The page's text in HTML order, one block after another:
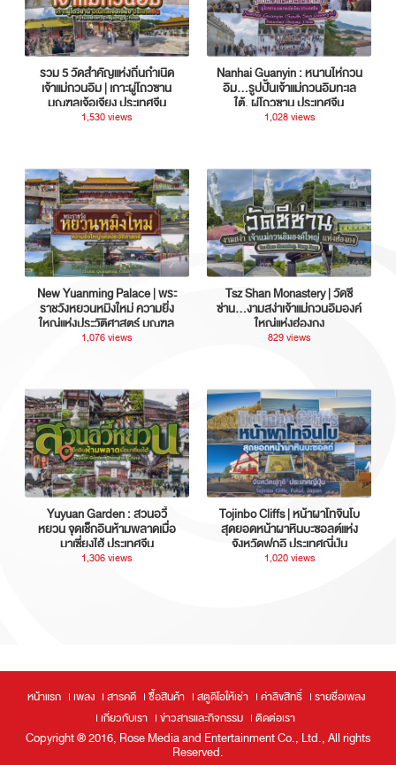
รวม 5 วัดสำคัญแห่งถิ่นกำเนิด
เจ้าแม่กวนอิม | เกาะผู่โถวซาน
มณฑลเจ้อเจียง ประเทศจีน
1,530 views
Nanhai Guanyin : หนานไห่กวน
อิม...รูปปั้นเจ้าแม่กวนอิมทะเล
ใต้, ผู่โถวซาน ประเทศจีน
1,028 views
New Yuanming Palace | พระ
ราชวังหยวนหมิงใหม่ ความยิ่ง
ใหญ่แห่งประวัติศาสตร์ มณฑล
กวางตุ้ง ประเทศจีน
1,076 views
Tsz Shan Monastery | วัดซี
ซ่าน…งามสง่าเจ้าแม่กวนอิมองค์
ใหญ่แห่งฮ่องกง
829 views
Yuyuan Garden : สวนอวี้
หยวน จุดเช็กอินห้ามพลาดเมื่อ
มาเซี่ยงไฮ้ ประเทศจีน
1,306 views
Tojinbo Cliffs | หน้าผาโทจินโบ
สุดยอดหน้าผาหินบะซอลต์แห่ง
จังหวัดฟุกุอิ ประเทศญี่ปุ่น
1,020 views
หน้าแรก เพลง สารคดี ซื้อสินค้า สตูดิโอให้เช่า ค่าลิขสิทธิ์
รายชื่อเพลง
เกี่ยวกับเรา
ข่าวสารและกิจกรรม ติดต่อเรา
Copyright ® 2016, Rose Media and Entertainment Co., Ltd., All rights
Reserved.